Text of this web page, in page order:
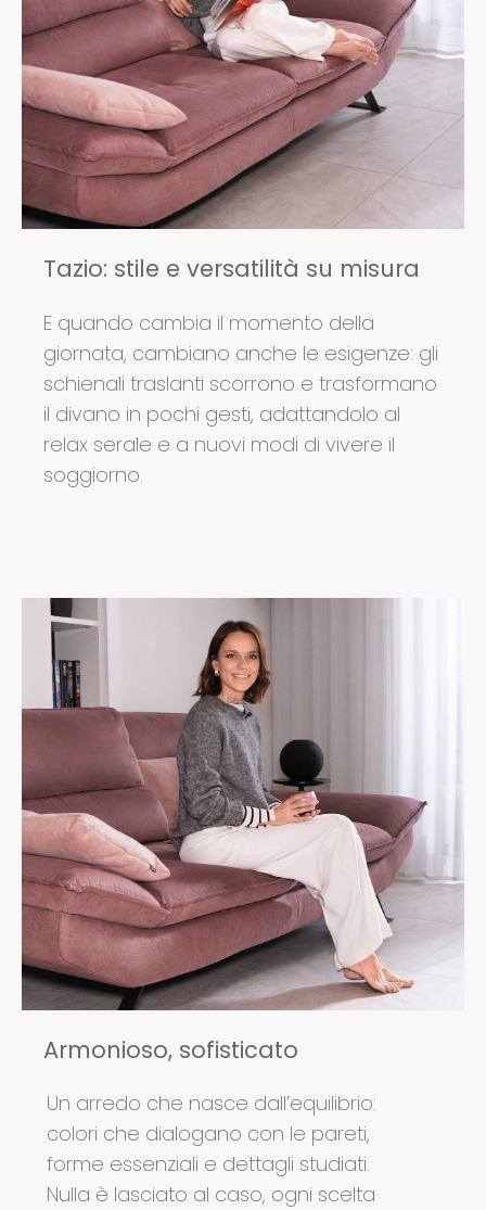
Tazio: stile e versatilità su misura
E quando cambia il momento della
giornata, cambiano anche le esigenze: gli
schienali traslanti scorrono e trasformano
il divano in pochi gesti, adattandolo al
relax serale e a nuovi modi di vivere il
soggiorno.
Armonioso, sofisticato
Un arredo che nasce dall’equilibrio:
colori che dialogano con le pareti,
forme essenziali e dettagli studiati.
Nulla è lasciato al caso, ogni scelta